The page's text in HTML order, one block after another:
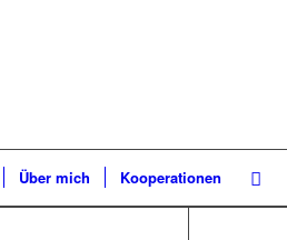
Über mich Kooperationen